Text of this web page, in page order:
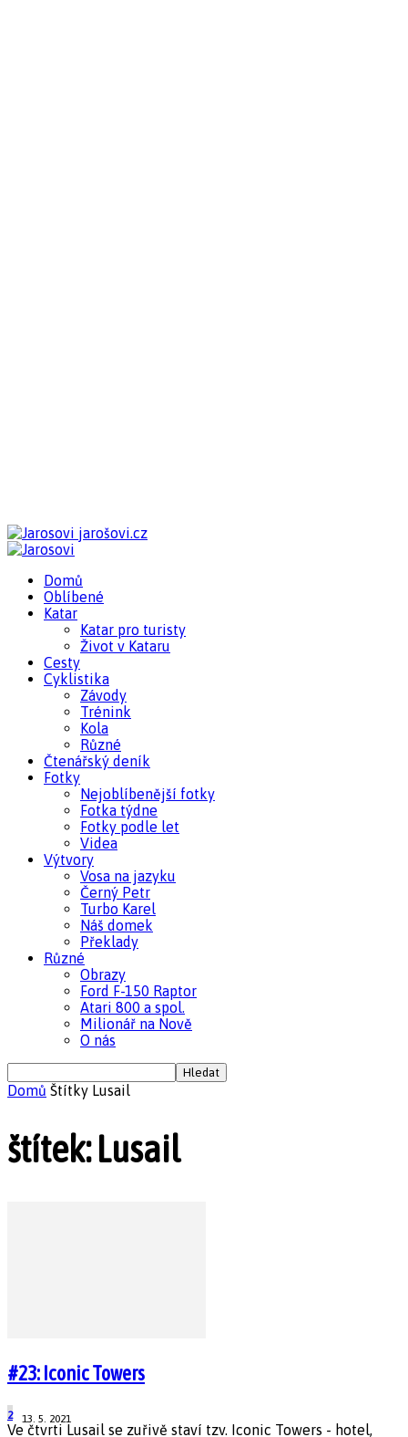
jarošovi.cz
Domů
Oblíbené
Katar
Katar pro turisty
Život v Kataru
Cesty
Cyklistika
Závody
Trénink
Kola
Různé
Čtenářský deník
Fotky
Nejoblíbenější fotky
Fotka týdne
Fotky podle let
Videa
Výtvory
Vosa na jazyku
Černý Petr
Turbo Karel
Náš domek
Překlady
Různé
Obrazy
Ford F-150 Raptor
Atari 800 a spol.
Milionář na Nově
O nás
Domů Štítky Lusail
štítek: Lusail
#23: Iconic Towers
13. 5. 2021
2
Ve čtvrti Lusail se zuřivě staví tzv. Iconic Towers - hotel,